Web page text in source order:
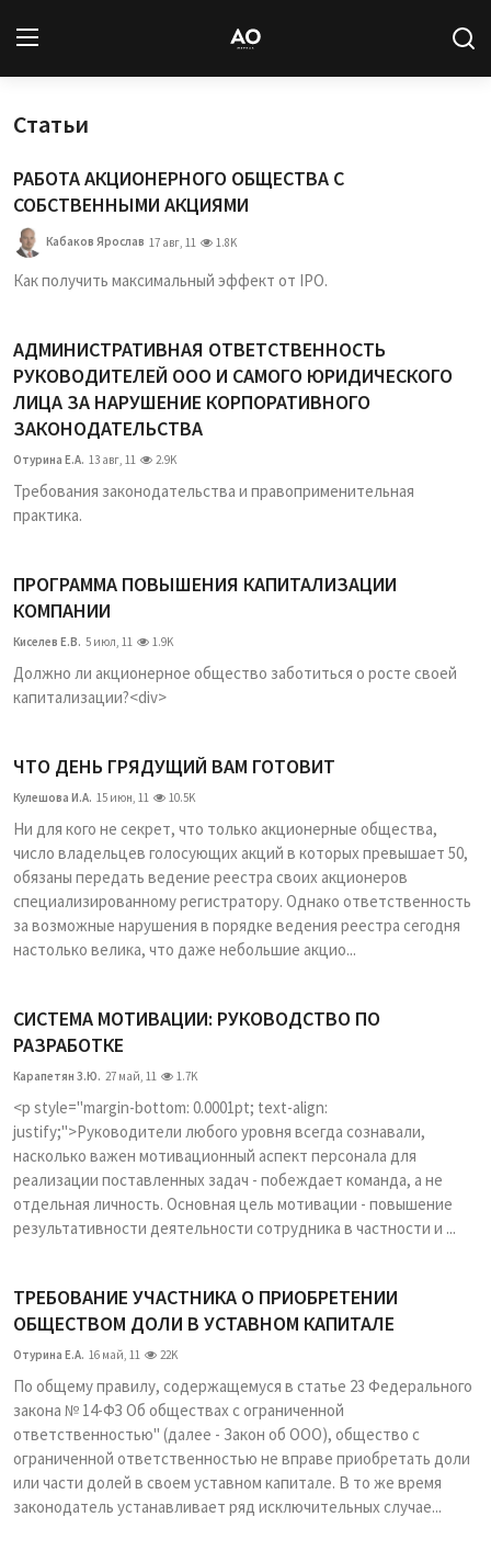
Вход
Новости
Статьи
Авторы
Архив
База знаний
Подписка
Статьи
РАБОТА АКЦИОНЕРНОГО ОБЩЕСТВА С
СОБСТВЕННЫМИ АКЦИЯМИ
Кабаков Ярослав 17 авг, 11 1.8K
Как получить максимальный эффект от IPO.
АДМИНИСТРАТИВНАЯ ОТВЕТСТВЕННОСТЬ
РУКОВОДИТЕЛЕЙ ООО И САМОГО ЮРИДИЧЕСКОГО
ЛИЦА ЗА НАРУШЕНИЕ КОРПОРАТИВНОГО
ЗАКОНОДАТЕЛЬСТВА
Отурина Е.А. 13 авг, 11 2.9K
Требования законодательства и правоприменительная
практика.
ПРОГРАММА ПОВЫШЕНИЯ КАПИТАЛИЗАЦИИ
КОМПАНИИ
Киселев Е.В. 5 июл, 11 1.9K
Должно ли акционерное общество заботиться о росте своей
капитализации?<div>
ЧТО ДЕНЬ ГРЯДУЩИЙ ВАМ ГОТОВИТ
Кулешова И.А. 15 июн, 11 10.5K
Ни для кого не секрет, что только акционерные общества,
число владельцев голосующих акций в которых превышает 50,
обязаны передать ведение реестра своих акционеров
специализированному регистратору. Однако ответственность
за возможные нарушения в порядке ведения реестра сегодня
настолько велика, что даже небольшие акцио...
СИСТЕМА МОТИВАЦИИ: РУКОВОДСТВО ПО
РАЗРАБОТКЕ
Карапетян З.Ю. 27 май, 11 1.7K
<p style="margin-bottom: 0.0001pt; text-align:
justify;">Руководители любого уровня всегда сознавали,
насколько важен мотивационный аспект персонала для
реализации поставленных задач - побеждает команда, а не
отдельная личность. Основная цель мотивации - повышение
результативности деятельности сотрудника в частности и ...
ТРЕБОВАНИЕ УЧАСТНИКА О ПРИОБРЕТЕНИИ
ОБЩЕСТВОМ ДОЛИ В УСТАВНОМ КАПИТАЛЕ
Отурина Е.А. 16 май, 11 22K
По общему правилу, содержащемуся в статье 23 Федерального
закона № 14-ФЗ Об обществах с ограниченной
ответственностью" (далее - Закон об ООО), общество с
ограниченной ответственностью не вправе приобретать доли
или части долей в своем уставном капитале. В то же время
законодатель устанавливает ряд исключительных случае...